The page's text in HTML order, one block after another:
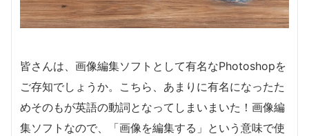
皆さんは、画像編集ソフトとして有名なPhotoshopを
ご存知でしょうか。こちら、あまりに有名になったた
めそのもが英語の動詞となってしまいまいた！画像編
集ソフトなので、「画像を編集する」という意味で使